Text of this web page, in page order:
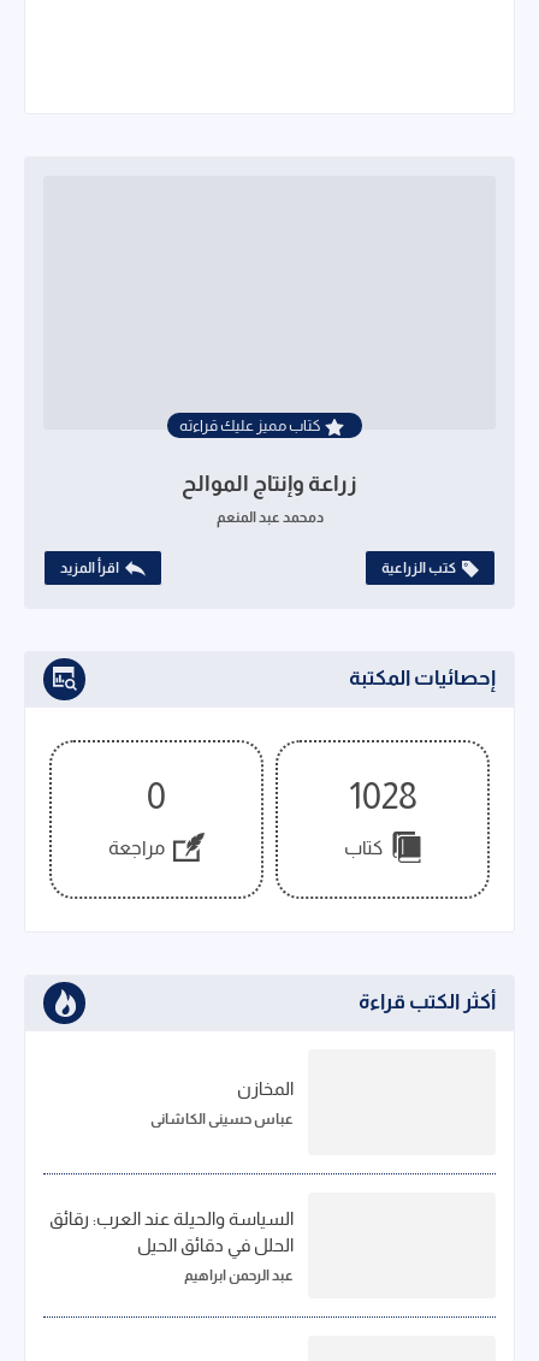
كتاب مميز عليك قراءته
زراعة وإنتاج الموالح
دمحمد عبد المنعم
كتب الزراعية اقرأ المزيد
إحصائيات المكتبة
1028
كتاب
0
مراجعة
أكثر الكتب قراءة
المخازن
عباس حسيني الكاشاني
السياسة والحيلة عند العرب: رقائق
الحلل في دقائق الحيل
عبد الرحمن ابراهيم